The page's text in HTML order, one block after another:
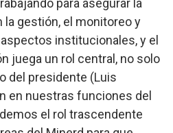
para asegurar la
la gestión, el monitoreo y
institucionales, y el
juega un rol central, no solo
del presidente (Luis
en nuestras funciones del
el rol trascendente